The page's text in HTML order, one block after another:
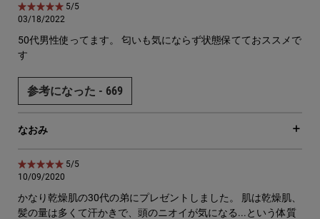
5星中5。
5/5
03/18/2022
50代男性使ってます。 匂いも気にならず状態保てておススメで
す
参考になった - 669
なおみ
5星中5。
5/5
10/09/2020
かなり乾燥肌の30代の弟にプレゼントしました。 肌は乾燥肌、
髪の量は多くて汗かきで、頭のニオイが気になる...という体質